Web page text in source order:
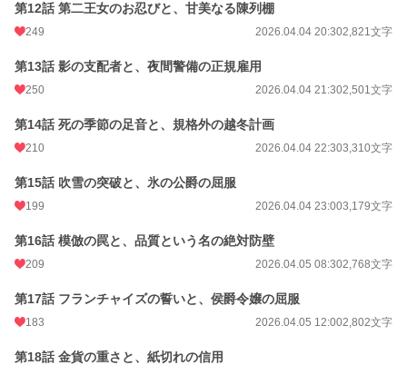
第12話 第二王女のお忍びと、甘美なる陳列棚
249 2026.04.04 20:302,821文字
第13話 影の支配者と、夜間警備の正規雇用
250 2026.04.04 21:302,501文字
第14話 死の季節の足音と、規格外の越冬計画
210 2026.04.04 22:303,310文字
第15話 吹雪の突破と、氷の公爵の屈服
199 2026.04.04 23:003,179文字
第16話 模倣の罠と、品質という名の絶対防壁
209 2026.04.05 08:302,768文字
第17話 フランチャイズの誓いと、侯爵令嬢の屈服
183 2026.04.05 12:002,802文字
第18話 金貨の重さと、紙切れの信用